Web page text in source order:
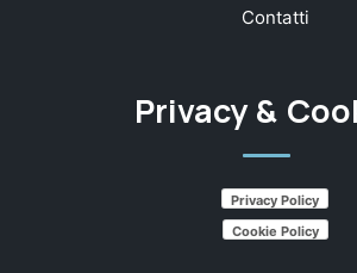
Contatti
Privacy &
Privacy Policy
Cookie Policy